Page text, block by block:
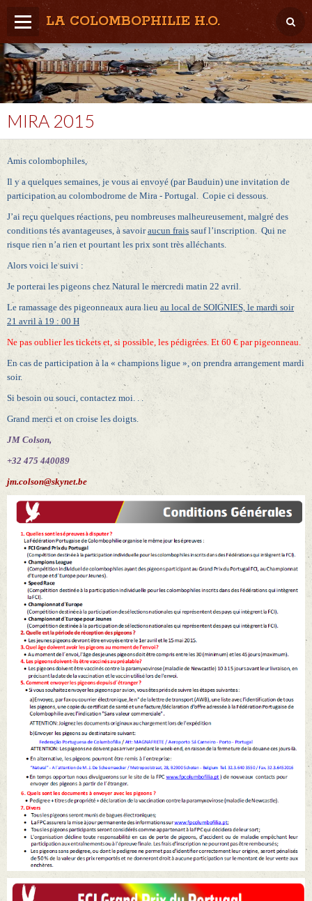
LA COLOMBOPHILIE H.O.
Home
Météo / Het weer
Lâcher / Los
Result. clubs, Provincial, (Inter)National
RFCB / KBDB
MIRA 2015
Amis colombophiles,
Il y a quelques semaines, je vous ai envoyé (par Bauduin) une invitation de
participation au colombodrome de Mira - Portugal. Copie ci dessous.
J’ai reçu quelques réactions, peu nombreuses malheureusement, malgré des
conditions tés avantageuses, à savoiraucun frais sauf l’inscription. Qui ne
risque rien n’a rien et pourtant les prix sont très alléchants.
Alors voici le suivi :
Je porterai les pigeons chez Natural le mercredi matin 22 avril.
Le ramassage des pigeonneaux aura lieu au local de SOIGNIES, le mardi soir
21 avril à 19 : 00 H
Ne pas oublier les tickets et, si possible, les pédigrées. Et 60 € par pigeonneau.
En cas de participation à la « champions ligue », on prendra arrangement mardi
soir.
Si besoin ou souci, contactez moi. . .
Grand merci et on croise les doigts.
JM Colson,
+32 475 440089
jm.colson@skynet.be